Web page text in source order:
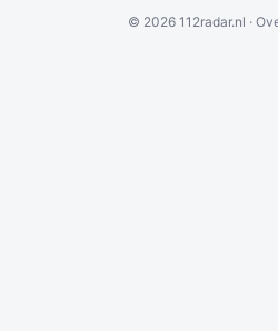
© 2026 112radar.nl ·